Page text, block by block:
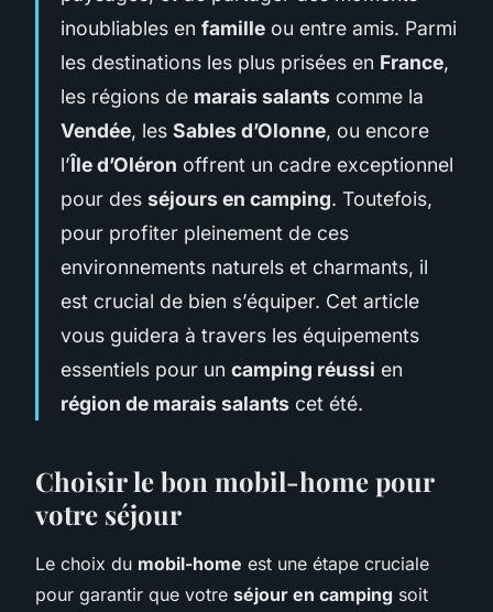
inoubliables en famille ou entre amis. Parmi
les destinations les plus prisées en France,
les régions de marais salants comme la
Vendée, les Sables d’Olonne, ou encore
l’Île d’Oléron offrent un cadre exceptionnel
pour des séjours en camping. Toutefois,
pour profiter pleinement de ces
environnements naturels et charmants, il
est crucial de bien s’équiper. Cet article
vous guidera à travers les équipements
essentiels pour un camping réussi en
région de marais salants cet été.
Choisir le bon mobil-home pour
votre séjour
Le choix du mobil-home est une étape cruciale
pour garantir que votre séjour en camping soit